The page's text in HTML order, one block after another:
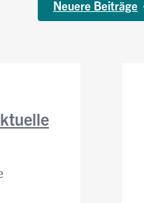
Neuere Beiträge